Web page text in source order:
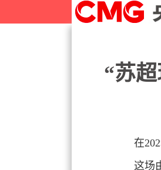
“苏
在
这场